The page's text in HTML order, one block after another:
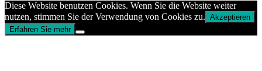
Diese Website benutzen Cookies. Wenn Sie die Website weiter
nutzen, stimmen Sie der Verwendung von Cookies zu. Akzeptieren
Erfahren Sie mehr